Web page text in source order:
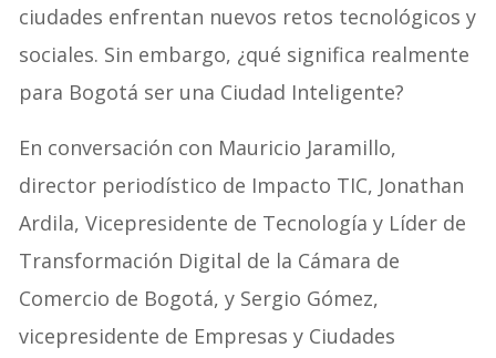
ciudades enfrentan nuevos retos tecnológicos y
sociales. Sin embargo, ¿qué significa realmente
para Bogotá ser una Ciudad Inteligente?
En conversación con Mauricio Jaramillo,
director periodístico de Impacto TIC, Jonathan
Ardila, Vicepresidente de Tecnología y Líder de
Transformación Digital de la Cámara de
Comercio de Bogotá, y Sergio Gómez,
vicepresidente de Empresas y Ciudades